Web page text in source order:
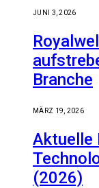
JUNI 3, 2026
Branche
MÄRZ 19, 2026
Aktuelle
(2026)